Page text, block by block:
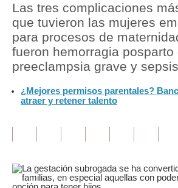
Política
Tu Dinero
Finanzas Personales
Inmobiliarias
Opinión
Editorial
Las tres complicaciones
que tuvieron las mujeres
para procesos de
fueron hemorragia posparto
preeclampsia grave y
¿Mejores permisos parentales?
atraer y retener talento